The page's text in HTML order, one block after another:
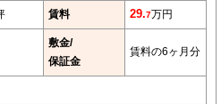
賃料 29.7万円
敷金/
保証金
賃料の6ヶ月分